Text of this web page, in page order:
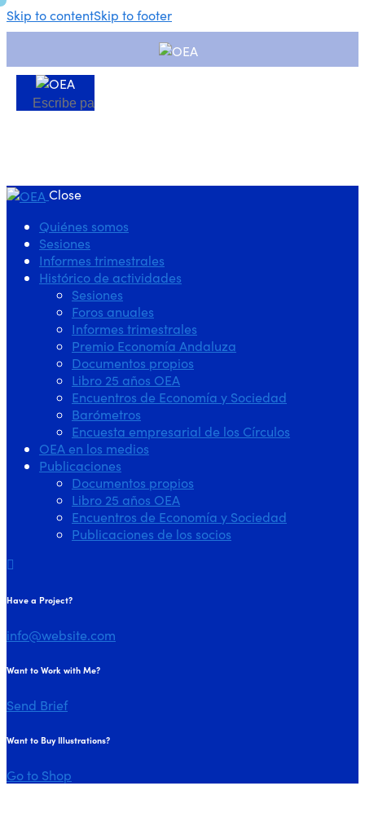
Skip to contentSkip to footer
Close
Quiénes somos
Sesiones
Informes trimestrales
Histórico de actividades
Sesiones
Foros anuales
Informes trimestrales
Premio Economía Andaluza
Documentos propios
Libro 25 años OEA
Encuentros de Economía y Sociedad
Barómetros
Encuesta empresarial de los Círculos
OEA en los medios
Publicaciones
Documentos propios
Libro 25 años OEA
Encuentros de Economía y Sociedad
Publicaciones de los socios
Have a Project?
info@website.com
Want to Work with Me?
Send Brief
Want to Buy Illustrations?
Go to Shop